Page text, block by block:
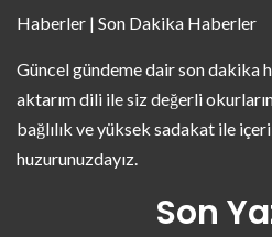
Haberler | Son Dakika Haberler
Güncel gündeme dair son
aktarım dili ile siz değerli
bağlılık ve yüksek sadakat ile
huzurunuzdayız.
Son